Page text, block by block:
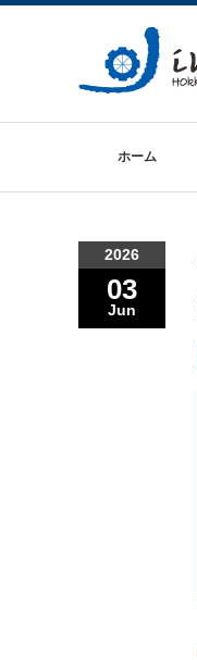
ホーム
2026
03
Jun